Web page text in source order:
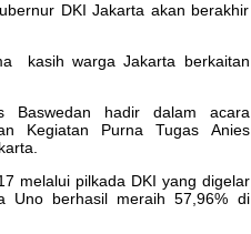
DKI Jakarta akan berakhir
kasih warga Jakarta berkaitan
Baswedan hadir dalam acara
Kegiatan Purna Tugas Anies
melalui pilkada DKI yang digelar
Uno berhasil meraih 57,96% di